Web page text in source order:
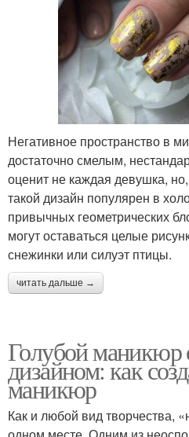
Негативное пространство в
достаточно смелым,
оценит не каждая девушка,
такой дизайн популярен в
привычных геометрических
могут оставаться целые
снежинки или силуэт птицы.
читать дальше →
Голубой маникюр
дизайном: как
маникюр
Как и любой вид творчества,